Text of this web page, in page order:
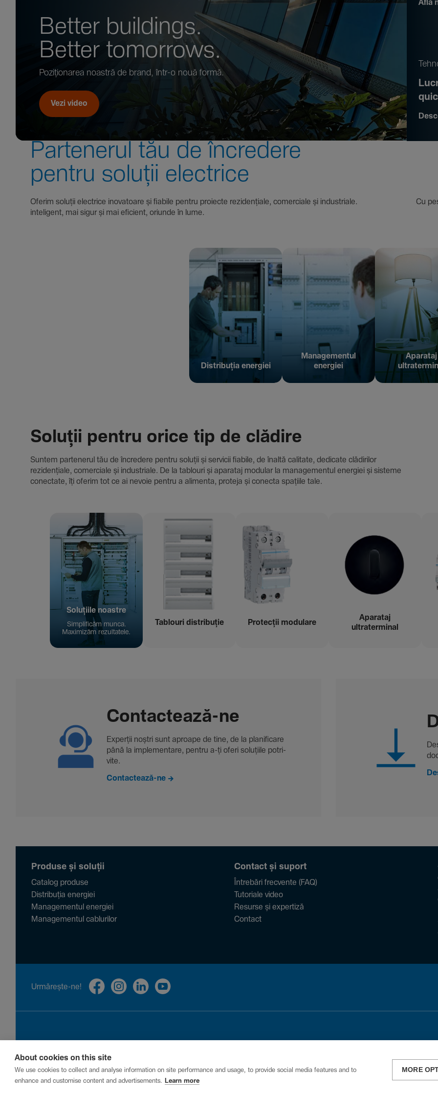
Better buil­dings.
Better tomor­rows.
Pozi­țio­narea noastră de brand, într-o nouă formă.
Vezi video
Află
Parte­nerul tău de încre­dere
pentru soluții electrice
Oferim soluții electrice inova­toare și fiabile pentru proiecte rezi­den­țiale, comer­ciale și indus­triale. Cu peste
inte­li­gent, mai sigur și mai eficient, oriunde în lume.
Distribuția energiei
Managementul
energiei
Aparataj
Soluții pentru orice tip de clădire
Suntem parte­nerul tău de încre­dere pentru soluții și servicii fiabile, de înaltă cali­tate, dedi­cate clădi­rilor
rezi­den­țiale, comer­ciale și indus­triale. De la tablouri și aparataj modular la managementul energiei și sisteme
conec­tate, îți oferim tot ce ai nevoie pentru a alimenta, proteja și conecta spațiile tale.
Solu­țiile noastre
Simpli­ficăm munca.
Maxi­mizăm rezul­ta­tele.
Tablouri distribuție Protecții modu­lare
Aparataj
ultraterminal
Contac­tează-ne
Experții noștri sunt aproape de tine, de la plani­fi­care
până la imple­men­tare, pentru a-ți oferi solu­țiile potri­
vite.
Contactează-ne
Produse și soluții
Catalog produse
Distribuția energiei
Managementul energiei
Managementul cablurilor
Contact și suport
Întrebări frecvente (FAQ)
Tutoriale video
Resurse și expertiză
Contact
Urmă­rește-ne!
Privacy Cookies
About cookies on this site
We use cookies to collect and analyse information on site performance and usage, to provide social media features and to
enhance and customise content and advertisements.
Learn more
MORE